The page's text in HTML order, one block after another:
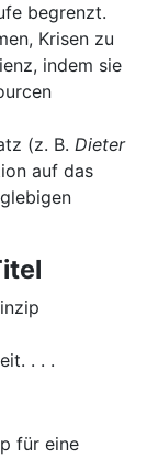
begrenzt.
Krisen zu
indem sie
(z. B. Dieter
auf das
. . .
für eine